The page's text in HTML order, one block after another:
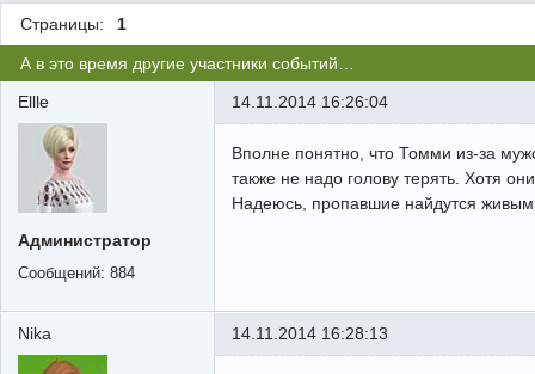
Страницы: 1
А в это время другие участники событий…
Ellle
Администратор
Сообщений: 884
14.11.2014 16:26:04
Вполне понятно, что Томми из-за
также не надо голову терять. Хотя
Надеюсь, пропавшие найдутся
Nika 14.11.2014 16:28:13